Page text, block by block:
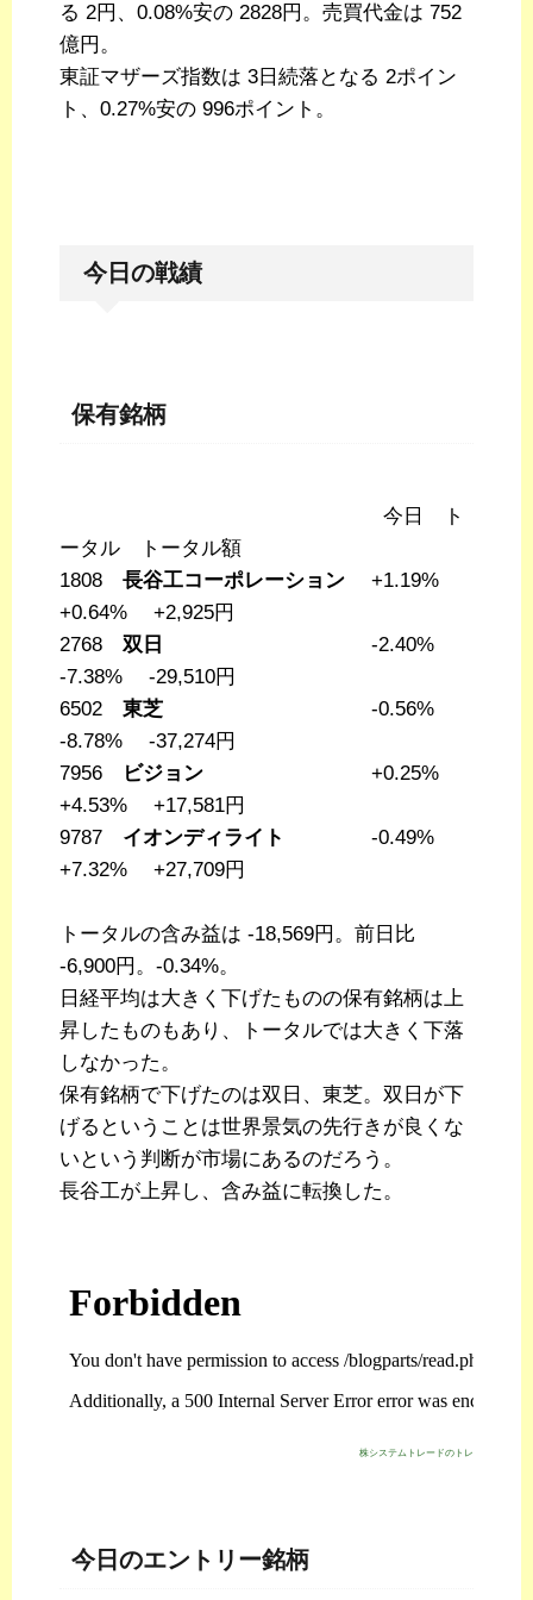
る 2円、0.08%安の 2828円。売買代金は 752
億円。
東証マザーズ指数は 3日続落となる 2ポイン
ト、0.27%安の 996ポイント。
今日の戦績
保有銘柄
今日 ト
ータル トータル額
1808 長谷工コーポレーション +1.19%
+0.64% +2,925円
2768 双日
-2.40%
-7.38% -29,510円
6502 東芝 -0.56%
-8.78% -37,274円
7956
ビジョン +0.25%
+4.53% +17,581円
9787 イオンディライト
-0.49%
+7.32% +27,709円
トータルの含み益は -18,569円。前日比
-6,900円。-0.34%。
日経平均は大きく下げたものの保有銘柄は上
昇したものもあり、トータルでは大きく下落
しなかった。
保有銘柄で下げたのは双日、東芝。双日が下
げるということは世界景気の先行きが良くな
いという判断が市場にあるのだろう。
長谷工が上昇し、含み益に転換した。
株システムトレードのトレジスタ・ス
今日のエントリー銘柄